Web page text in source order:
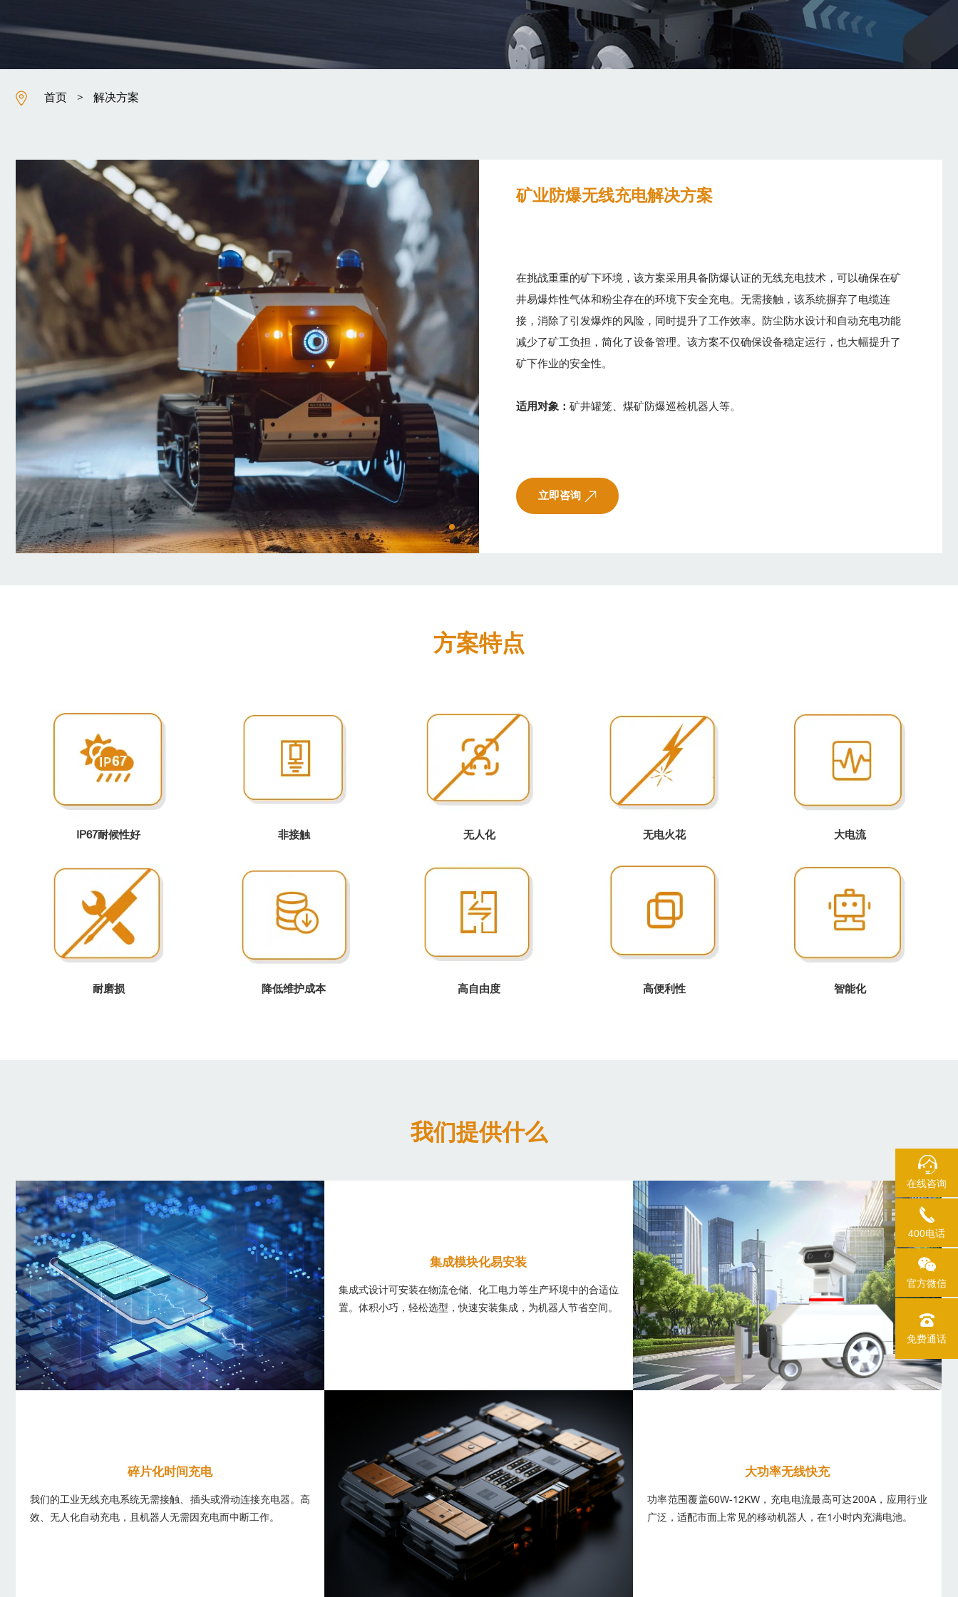
首页 > 解决方案
矿业防爆无线充电解决方案
在挑战重重的矿下环境，该方案采用具备防爆认证的无线充电技术，可以确保在矿
井易爆炸性气体和粉尘存在的环境下安全充电。无需接触，该系统摒弃了电缆连
接，消除了引发爆炸的风险，同时提升了工作效率。防尘防水设计和自动充电功能
减少了矿工负担，简化了设备管理。该方案不仅确保设备稳定运行，也大幅提升了
矿下作业的安全性。
适用对象： 矿井罐笼、煤矿防爆巡检机器人等。
立即咨询
方案特点
IP67耐候性好 非接触 无人化 无电火花 大电流
耐磨损 降低维护成本 高自由度 高便利性 智能化
我们提供什么
碎片化时间充电
我们的工业无线充电系统无需接触、插头或滑动连接充电器。高
效、无人化自动充电，且机器人无需因充电而中断工作。
集成模块化易安装
集成式设计可安装在物流仓储、化工电力等生产环境中的合适位
置。体积小巧，轻松选型，快速安装集成，为机器人节省空间。
大功率无线快充
功率范围覆盖60W-12KW，充电电流最高可达200A，应用行业
广泛，适配市面上常见的移动机器人，在1小时内充满电池。
在线咨询
400电话
官方微信
免费通话